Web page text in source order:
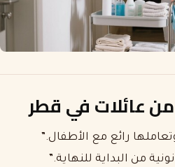
عائلات في قطر
رائع مع الأطفال.”
من البداية للنهاية.”